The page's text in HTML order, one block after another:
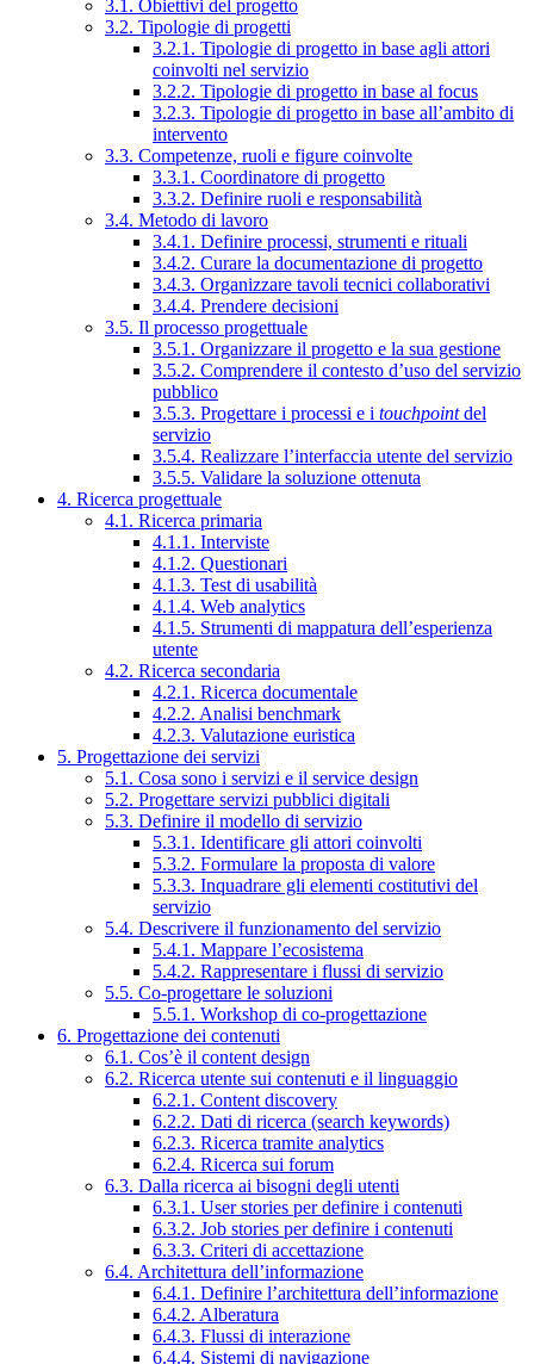
3.1. Obiettivi del progetto
3.2. Tipologie di progetti
3.2.1. Tipologie di progetto in base agli attori
coinvolti nel servizio
3.2.2. Tipologie di progetto in base al focus
3.2.3. Tipologie di progetto in base all’ambito di
intervento
3.3. Competenze, ruoli e figure coinvolte
3.3.1. Coordinatore di progetto
3.3.2. Definire ruoli e responsabilità
3.4. Metodo di lavoro
3.4.1. Definire processi, strumenti e rituali
3.4.2. Curare la documentazione di progetto
3.4.3. Organizzare tavoli tecnici collaborativi
3.4.4. Prendere decisioni
3.5. Il processo progettuale
3.5.1. Organizzare il progetto e la sua gestione
3.5.2. Comprendere il contesto d’uso del servizio
pubblico
3.5.3. Progettare i processi e i touchpointdel
servizio
3.5.4. Realizzare l’interfaccia utente del servizio
3.5.5. Validare la soluzione ottenuta
4. Ricerca progettuale
4.1. Ricerca primaria
4.1.1. Interviste
4.1.2. Questionari
4.1.3. Test di usabilità
4.1.4. Web analytics
4.1.5. Strumenti di mappatura dell’esperienza
utente
4.2. Ricerca secondaria
4.2.1. Ricerca documentale
4.2.2. Analisi benchmark
4.2.3. Valutazione euristica
5. Progettazione dei servizi
5.1. Cosa sono i servizi e il service design
5.2. Progettare servizi pubblici digitali
5.3. Definire il modello di servizio
5.3.1. Identificare gli attori coinvolti
5.3.2. Formulare la proposta di valore
5.3.3. Inquadrare gli elementi costitutivi del
servizio
5.4. Descrivere il funzionamento del servizio
5.4.1. Mappare l’ecosistema
5.4.2. Rappresentare i flussi di servizio
5.5. Co-progettare le soluzioni
5.5.1. Workshop di co-progettazione
6. Progettazione dei contenuti
6.1. Cos’è il content design
6.2. Ricerca utente sui contenuti e il linguaggio
6.2.1. Content discovery
6.2.2. Dati di ricerca (search keywords)
6.2.3. Ricerca tramite analytics
6.2.4. Ricerca sui forum
6.3. Dalla ricerca ai bisogni degli utenti
6.3.1. User stories per definire i contenuti
6.3.2. Job stories per definire i contenuti
6.3.3. Criteri di accettazione
6.4. Architettura dell’informazione
6.4.1. Definire l’architettura dell’informazione
6.4.2. Alberatura
6.4.3. Flussi di interazione
6.4.4. Sistemi di navigazione